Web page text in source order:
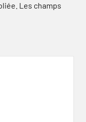
Les champs